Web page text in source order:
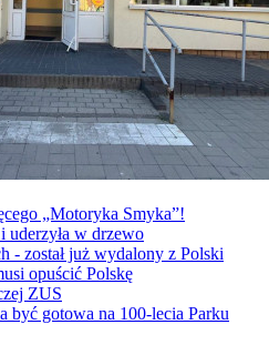
„Motoryka Smyka”!
uderzyła w drzewo
- został już wydalony z Polski
opuścić Polskę
ZUS
być gotowa na 100-lecia Parku